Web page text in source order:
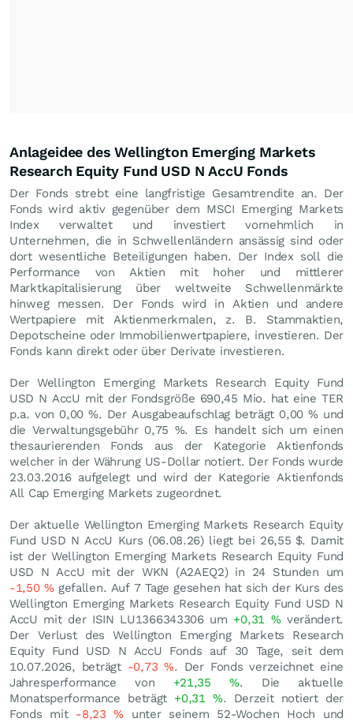
Anlageidee des Wellington Emerging Markets
Research Equity Fund USD N AccU Fonds
Der Fonds strebt eine langfristige Gesamtrendite an. Der
Fonds wird aktiv gegenüber dem MSCI Emerging Markets
Index verwaltet und investiert vornehmlich in
Unternehmen, die in Schwellenländern ansässig sind oder
dort wesentliche Beteiligungen haben. Der Index soll die
Performance von Aktien mit hoher und mittlerer
Marktkapitalisierung über weltweite Schwellenmärkte
hinweg messen. Der Fonds wird in Aktien und andere
Wertpapiere mit Aktienmerkmalen, z. B. Stammaktien,
Depotscheine oder Immobilienwertpapiere, investieren. Der
Fonds kann direkt oder über Derivate investieren.
Der Wellington Emerging Markets Research Equity Fund
USD N AccU mit der Fondsgröße 690,45 Mio. hat eine TER
p.a. von 0,00 %. Der Ausgabeaufschlag beträgt 0,00 % und
die Verwaltungsgebühr 0,75 %. Es handelt sich um einen
thesaurierenden Fonds aus der Kategorie Aktienfonds
welcher in der Währung US-Dollar notiert. Der Fonds wurde
23.03.2016 aufgelegt und wird der Kategorie Aktienfonds
All Cap Emerging Markets zugeordnet.
Der aktuelle Wellington Emerging Markets Research Equity
Fund USD N AccU Kurs (06.08.26) liegt bei 26,55 $. Damit
ist der Wellington Emerging Markets Research Equity Fund
USD N AccU mit der WKN (A2AEQ2) in 24 Stunden um
-1,50 %gefallen. Auf 7 Tage gesehen hat sich der Kurs des
Wellington Emerging Markets Research Equity Fund USD N
AccU mit der ISIN LU1366343306 um +0,31 %verändert.
Der Verlust des Wellington Emerging Markets Research
Equity Fund USD N AccU Fonds auf 30 Tage, seit dem
10.07.2026, beträgt -0,73%. Der Fonds verzeichnet eine
Jahresperformance von +21,35%. Die aktuelle
Monatsperformance beträgt +0,31 %. Derzeit notiert der
Fonds mit -8,23% unter seinem 52-Wochen Hoch und